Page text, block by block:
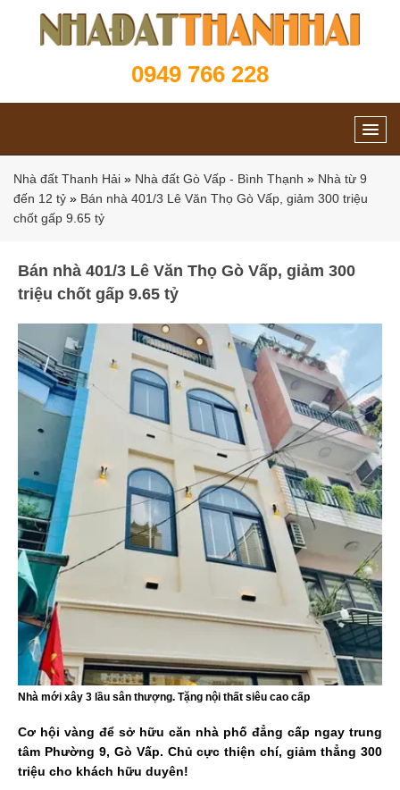
0949 766 228
Nhà đất Thanh Hải » Nhà đất Gò Vấp - Bình Thạnh » Nhà từ 9
đến 12 tỷ » Bán nhà 401/3 Lê Văn Thọ Gò Vấp, giảm 300 triệu
chốt gấp 9.65 tỷ
Bán nhà 401/3 Lê Văn Thọ Gò Vấp, giảm 300
triệu chốt gấp 9.65 tỷ
Nhà mới xây 3 lầu sân thượng. Tặng nội thất siêu cao cấp
Cơ hội vàng để sở hữu căn nhà phố đẳng cấp ngay trung
tâm Phường 9, Gò Vấp. Chủ cực thiện chí, giảm thẳng 300
triệu cho khách hữu duyên!